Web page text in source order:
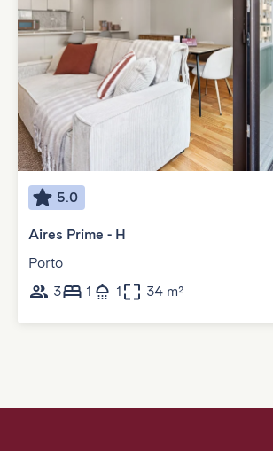
5.0
Aires Prime - H
Porto
3
1 1 34 m²